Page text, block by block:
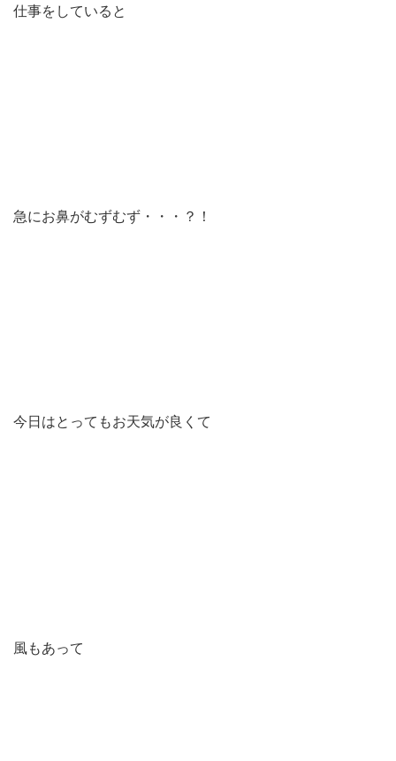
仕事をしていると
急にお鼻がむずむず・・・？！
今日はとってもお天気が良くて
風もあって